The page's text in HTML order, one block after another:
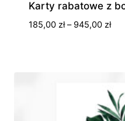
Karty rabatowe z
185,00 zł – 945,00 zł